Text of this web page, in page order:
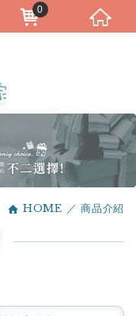
HOME 商品介紹
0